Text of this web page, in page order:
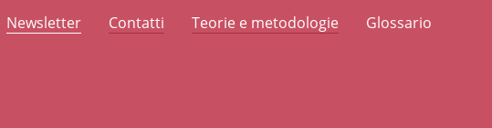
Newsletter Contatti Teorie e metodologie Glossario